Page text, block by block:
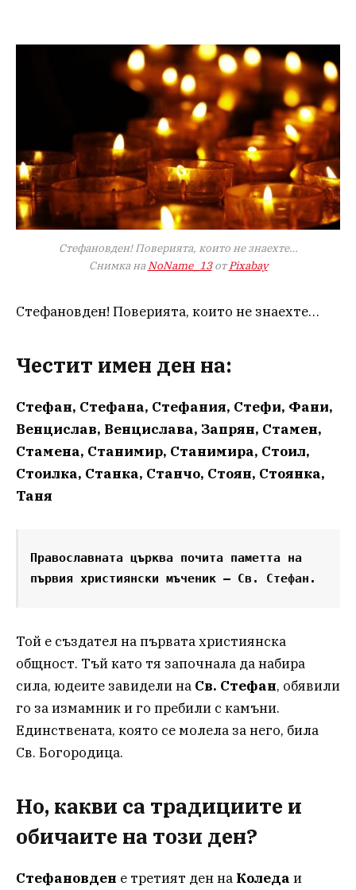
Стефановден! Поверията, които не знаехте…
Снимка наNoName_13отPixabay
Стефановден! Поверията, които не знаехте…
Честит имен ден на:
Стефан, Стефана, Стефания, Стефи, Фани,
Венцислав, Венцислава, Запрян, Стамен,
Стамена, Станимир, Станимира, Стоил,
Стоилка, Станка, Станчо, Стоян, Стоянка,
Таня
Православната църква почита паметта на
първия християнски мъченик – Св. Стефан.
Той е създател на първата християнска
общност. Тъй като тя започнала да набира
сила, юдеите завидели на Св. Стефан, обявили
го за измамник и го пребили с камъни.
Единствената, която се молела за него, била
Св. Богородица.
Но, какви са традициите и
обичаите на този ден?
Стефановден е третият ден на Коледа и